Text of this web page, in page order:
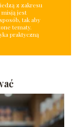
z zakresu
misją jest
tak aby
tematy.
praktyczną